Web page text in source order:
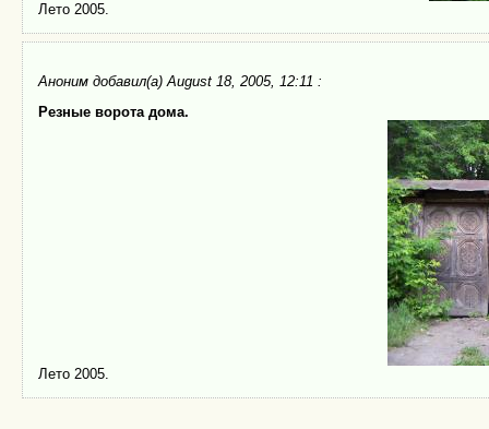
Лето 2005.
Аноним добавил(а) August 18, 2005, 12:11 :
Резные ворота дома.
Лето 2005.